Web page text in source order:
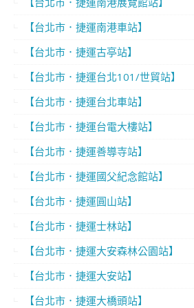
【台北市．捷運南港車站】
【台北市．捷運古亭站】
【台北市．捷運台北101/世貿站】
【台北市．捷運台北車站】
【台北市．捷運台電大樓站】
【台北市．捷運善導寺站】
【台北市．捷運國父紀念館站】
【台北市．捷運圓山站】
【台北市．捷運士林站】
【台北市．捷運大安森林公園站】
【台北市．捷運大安站】
【台北市．捷運大橋頭站】